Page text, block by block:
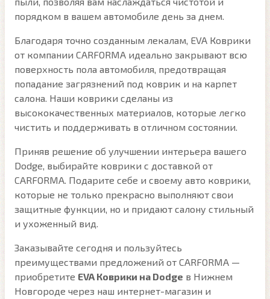
порядком в вашем автомобиле день за днем.
Благодаря точно созданным лекалам, EVA Коврики
от компании CARFORMA идеально закрывают всю
поверхность пола автомобиля, предотвращая
попадание загрязнений под коврик и на карпет
салона. Наши коврики сделаны из
высококачественных материалов, которые легко
чистить и поддерживать в отличном состоянии.
Приняв решение об улучшении интерьера вашего
Dodge, выбирайте коврики с доставкой от
CARFORMA. Подарите себе и своему авто коврики,
которые не только прекрасно выполняют свои
защитные функции, но и придают салону стильный
и ухоженный вид.
Заказывайте сегодня и пользуйтесь
преимуществами предложений от CARFORMA —
приобретите EVA Коврики на Dodge в Нижнем
Новгороде через наш интернет-магазин и